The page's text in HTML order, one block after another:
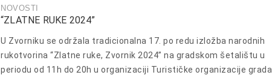
NOVOSTI
“ZLATNE RUKE 2024”
U Zvorniku se održala tradicionalna 17. po redu izložba narodnih
rukotvorina “Zlatne ruke, Zvornik 2024” na gradskom šetalištu u
periodu od 11h do 20h u organizaciji Turističke organizacije grada